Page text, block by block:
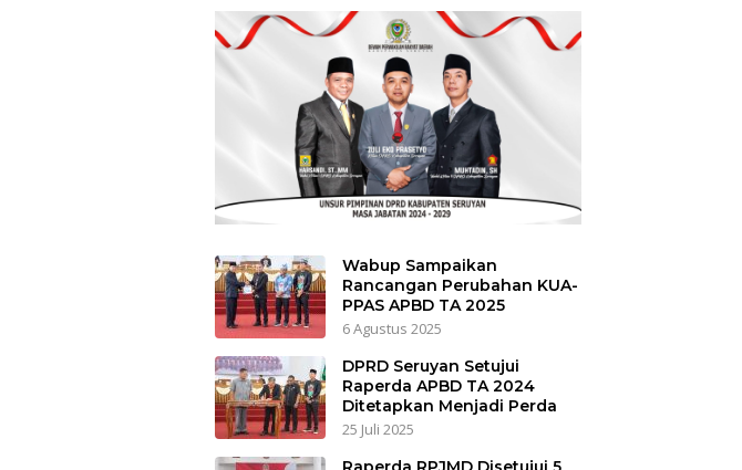
Wabup Sampaikan
Rancangan Perubahan KUA-
PPAS APBD TA 2025
6 Agustus 2025
DPRD Seruyan Setujui
Raperda APBD TA 2024
Ditetapkan Menjadi Perda
25 Juli 2025